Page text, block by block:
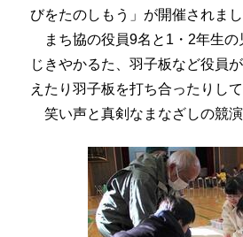
びをたのしもう」が開催されまし
まち協の役員9名と1・2年生の
じきやかるた、羽子板など役員
えたり羽子板を打ち合ったりして
笑い声と真剣なまなざしの競演